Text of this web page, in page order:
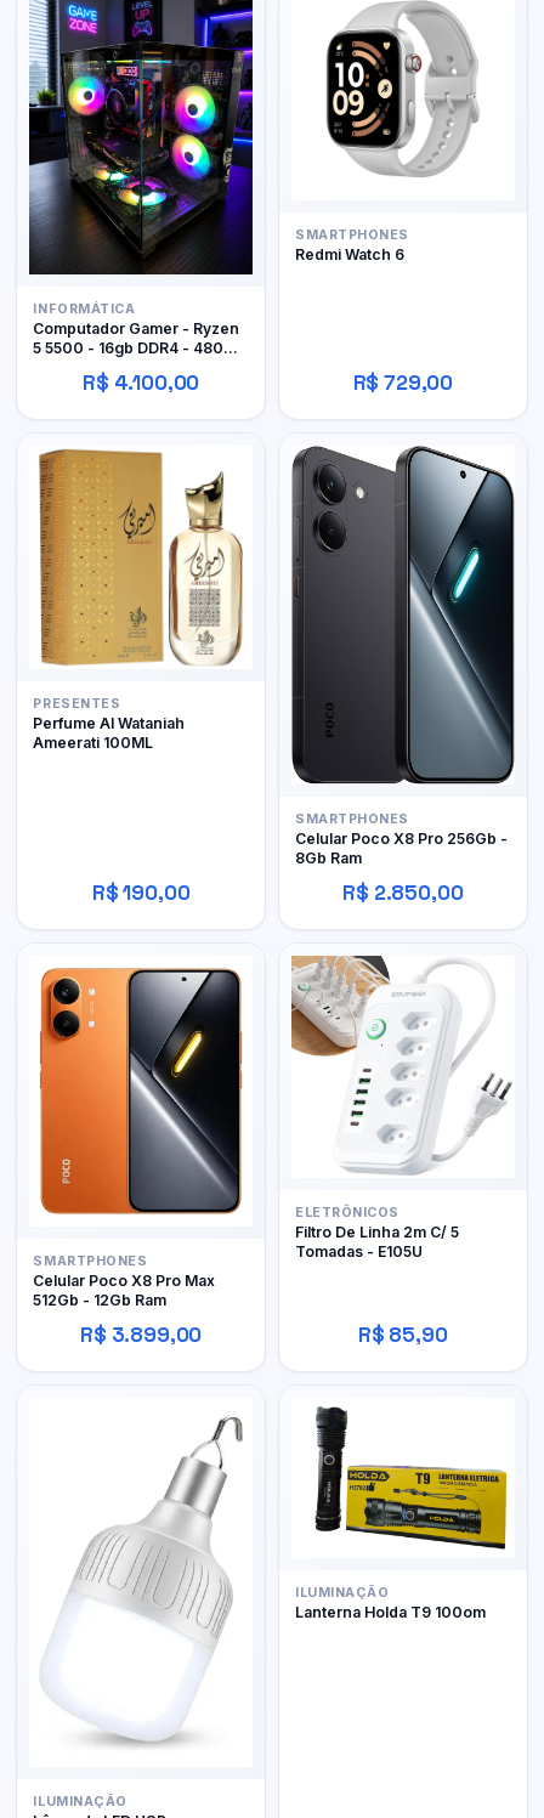
INFORMÁTICA
Computador Gamer - Ryzen
5 5500 - 16gb DDR4 - 480GB
SSD - RX 480 4gb
R$ 4.100,00
SMARTPHONES
Redmi Watch 6
R$ 729,00
PRESENTES
Perfume Al Wataniah
Ameerati 100ML
R$ 190,00
SMARTPHONES
Celular Poco X8 Pro 256Gb -
8Gb Ram
R$ 2.850,00
SMARTPHONES
Celular Poco X8 Pro Max
512Gb - 12Gb Ram
R$ 3.899,00
ELETRÔNICOS
Filtro De Linha 2m C/ 5
Tomadas - E105U
R$ 85,90
ILUMINAÇÃO
ILUMINAÇÃO
Lanterna Holda T9 100om